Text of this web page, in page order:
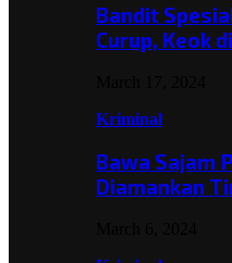
Bandit
Curup, Keok
Kriminal
Bawa Sajam
Diamankan